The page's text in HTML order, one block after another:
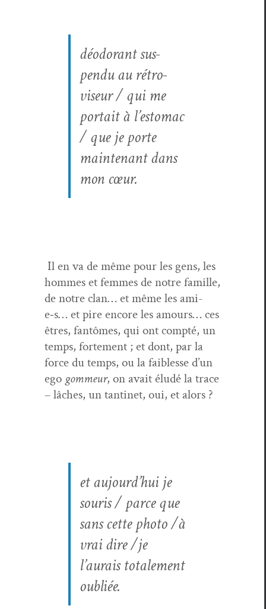
déodor­ant sus­
pendu au rétro­
viseur / qui me
por­tait à l’estomac
/ que je porte
main­tenant dans
mon cœur.
Il en va de même pour les gens, les
hommes et femmes de notre famille,
de notre clan… et même les ami-
e‑s… et pire encore les amours… ces
êtres, fan­tômes, qui ont comp­té, un
temps, forte­ment ; et dont, par la
force du temps, ou la faib­lesse d’un
ego gom­meur, on avait éludé la trace
– lâch­es, un tan­ti­net, oui, et alors ?
et aujourd’hui je
souris / parce que
sans cette pho­to /à
vrai dire /je
l’aurais totale­ment
oubliée.